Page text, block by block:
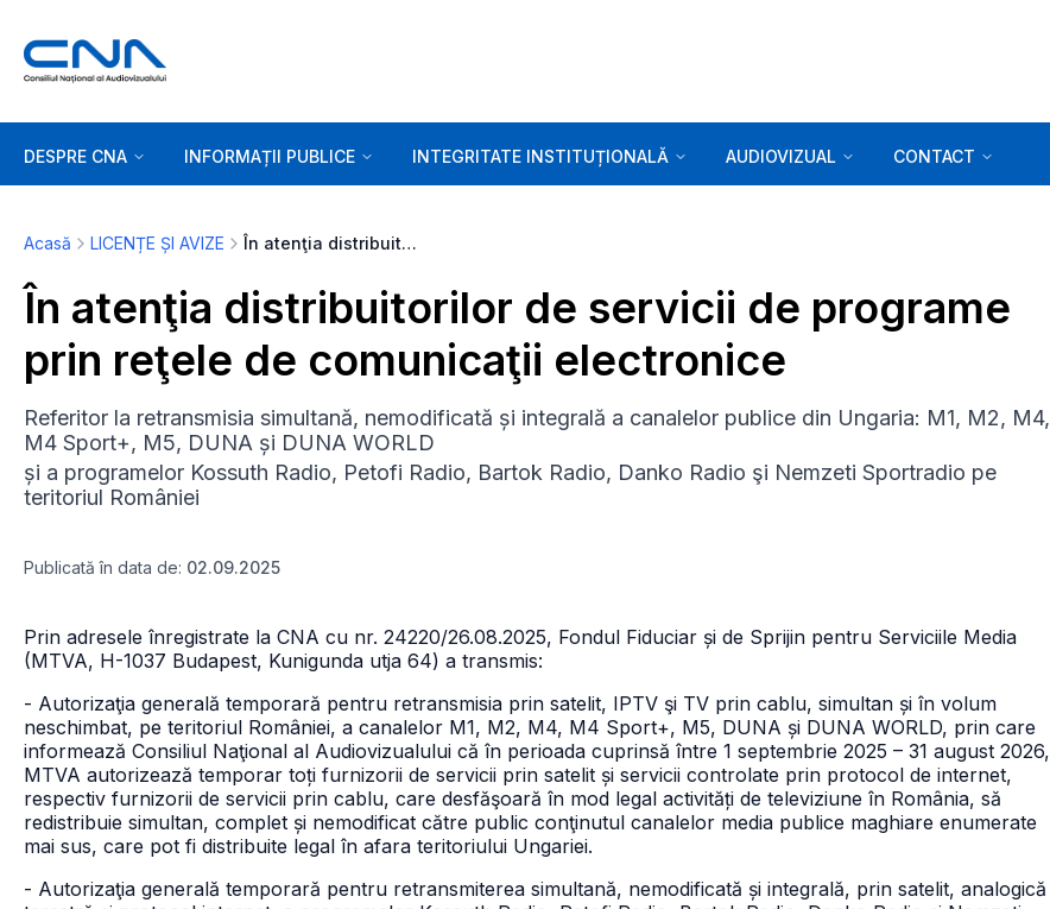
DESPRE CNA INFORMAȚII PUBLICE INTEGRITATE INSTITUȚIONALĂ AUDIOVIZUAL CONTACT
Acasă LICENȚE ȘI AVIZE În atenţia distribuitorilor de servicii de programe prin reţele de comunicaţii electronice
În atenţia distribuitorilor de servicii de programe
prin reţele de comunicaţii electronice
Referitor la retransmisia simultană, nemodificată și integrală a canalelor publice din Ungaria: M1, M2, M4,
M4 Sport+, M5, DUNA și DUNA WORLD
și a programelor Kossuth Radio, Petofi Radio, Bartok Radio, Danko Radio şi Nemzeti Sportradio pe
teritoriul României
Publicată în data de: 02.09.2025
Prin adresele înregistrate la CNA cu nr. 24220/26.08.2025, Fondul Fiduciar și de Sprijin pentru Serviciile Media
(MTVA, H-1037 Budapest, Kunigunda utja 64) a transmis:
- Autorizaţia generală temporară pentru retransmisia prin satelit, IPTV şi TV prin cablu, simultan și în volum
neschimbat, pe teritoriul României, a canalelor M1, M2, M4, M4 Sport+, M5, DUNA și DUNA WORLD, prin care
informează Consiliul Naţional al Audiovizualului că în perioada cuprinsă între 1 septembrie 2025 – 31 august 2026,
MTVA autorizează temporar toți furnizorii de servicii prin satelit și servicii controlate prin protocol de internet,
respectiv furnizorii de servicii prin cablu, care desfăşoară în mod legal activități de televiziune în România, să
redistribuie simultan, complet și nemodificat către public conţinutul canalelor media publice maghiare enumerate
mai sus, care pot fi distribuite legal în afara teritoriului Ungariei.
- Autorizaţia generală temporară pentru retransmiterea simultană, nemodificată și integrală, prin satelit, analogică